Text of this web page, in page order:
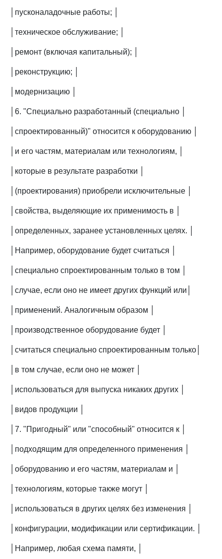
│пусконаладочные работы; │
│техническое обслуживание; │
│ремонт (включая капитальный); │
│реконструкцию; │
│модернизацию │
│6. "Специально разработанный (специально │
│спроектированный)" относится к оборудованию │
│и его частям, материалам или технологиям, │
│которые в результате разработки │
│(проектирования) приобрели исключительные │
│свойства, выделяющие их применимость в │
│определенных, заранее установленных целях. │
│Например, оборудование будет считаться │
│специально спроектированным только в том │
│случае, если оно не имеет других функций или│
│применений. Аналогичным образом │
│производственное оборудование будет │
│считаться специально спроектированным только│
│в том случае, если оно не может │
│использоваться для выпуска никаких других │
│видов продукции │
│7. "Пригодный" или "способный" относится к │
│подходящим для определенного применения │
│оборудованию и его частям, материалам и │
│технологиям, которые также могут │
│использоваться в других целях без изменения │
│конфигурации, модификации или сертификации. │
│Например, любая схема памяти, │